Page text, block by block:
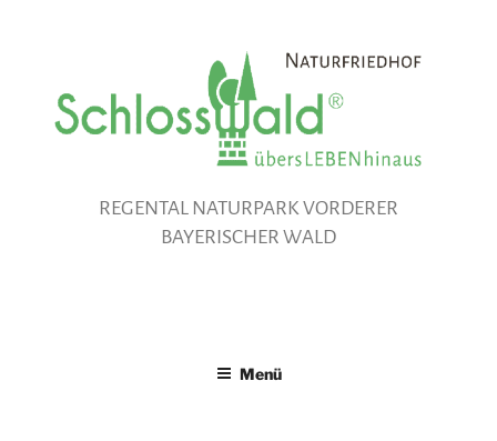
REGENTAL NATURPARK VORDERER
BAYERISCHER WALD
Menü